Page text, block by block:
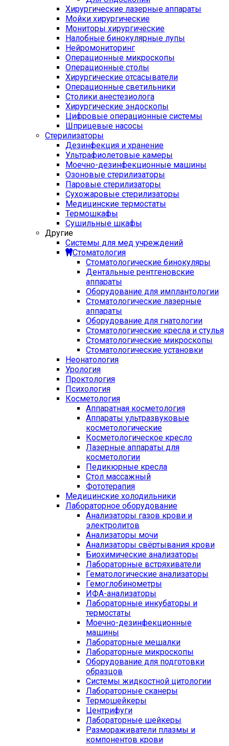
Хирургические лазерные аппараты
Мойки хирургические
Мониторы хирургические
Налобные бинокулярные лупы
Нейромониторинг
Операционные микроскопы
Операционные столы
Хирургические отсасыватели
Операционные светильники
Столики анестезиолога
Хирургические эндоскопы
Цифровые операционные системы
Шприцевые насосы
Стерилизаторы
Дезинфекция и хранение
Ультрафиолетовые камеры
Моечно-дезинфекционные машины
Озоновые стерилизаторы
Паровые стерилизаторы
Сухожаровые стерилизаторы
Медицинские термостаты
Термошкафы
Сушильные шкафы
Другие
Системы для мед учреждений
Стоматология
Стоматологические бинокуляры
Дентальные рентгеновские
аппараты
Оборудование для имплантологии
Стоматологические лазерные
аппараты
Оборудование для гнатологии
Стоматологические кресла и стулья
Стоматологические микроскопы
Стоматологические установки
Неонатология
Урология
Проктология
Психология
Косметология
Аппаратная косметология
Аппараты ультразвуковые
косметологические
Косметологическое кресло
Лазерные аппараты для
косметологии
Педикюрные кресла
Стол массажный
Фототерапия
Медицинские холодильники
Лабораторное оборудование
Анализаторы газов крови и
электролитов
Анализаторы мочи
Анализаторы свёртывания крови
Биохимические анализаторы
Лабораторные встряхиватели
Гематологические анализаторы
Гемоглобинометры
ИФА-анализаторы
Лабораторные инкубаторы и
термостаты
Моечно-дезинфекционные
машины
Лабораторные мешалки
Лабораторные микроскопы
Оборудование для подготовки
образцов
Системы жидкостной цитологии
Лабораторные сканеры
Термошейкеры
Центрифуги
Лабораторные шейкеры
Размораживатели плазмы и
компонентов крови